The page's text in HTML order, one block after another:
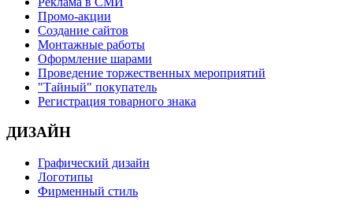
Промо-акции
Создание сайтов
Монтажные работы
Оформление шарами
Проведение торжественных мероприятий
"Тайный" покупатель
Регистрация товарного знака
ДИЗАЙН
Графический дизайн
Логотипы
Фирменный стиль